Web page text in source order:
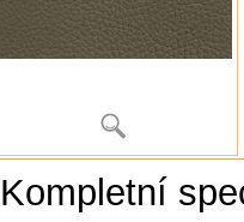
Kompletní